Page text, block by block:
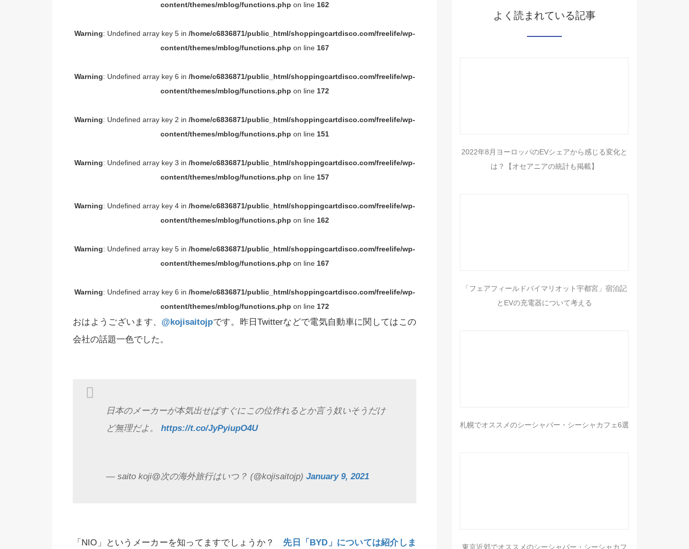
content/themes/mblog/functions.php on line 162
Warning: Undefined array key 5 in /home/c6836871/public_html/shoppingcartdisco.com/freelife/wp-
content/themes/mblog/functions.php on line 167
Warning: Undefined array key 6 in /home/c6836871/public_html/shoppingcartdisco.com/freelife/wp-
content/themes/mblog/functions.php on line 172
Warning: Undefined array key 2 in /home/c6836871/public_html/shoppingcartdisco.com/freelife/wp-
content/themes/mblog/functions.php on line 151
Warning: Undefined array key 3 in /home/c6836871/public_html/shoppingcartdisco.com/freelife/wp-
content/themes/mblog/functions.php on line 157
Warning: Undefined array key 4 in /home/c6836871/public_html/shoppingcartdisco.com/freelife/wp-
content/themes/mblog/functions.php on line 162
Warning: Undefined array key 5 in /home/c6836871/public_html/shoppingcartdisco.com/freelife/wp-
content/themes/mblog/functions.php on line 167
Warning: Undefined array key 6 in /home/c6836871/public_html/shoppingcartdisco.com/freelife/wp-
content/themes/mblog/functions.php on line 172
おはようございます、 @kojisaitojpです。昨日Twitterなどで電気自動車に関してはこの
会社の話題一色でした。
日本のメーカーが本気出せばすぐにこの位作れるとか言う奴いそうだけ
ど無理だよ。 https://t.co/JyPyiupO4U
— saito koji@次の海外旅行はいつ？ (@kojisaitojp) January 9, 2021
「NIO」というメーカーを知ってますでしょうか？ 先日「BYD」については紹介しま
よく読まれている記事
2022年8月ヨーロッパのEVシェアから感じる変化と
は？【オセアニアの統計も掲載】
「フェアフィールドバイマリオット宇都宮」宿泊記
とEVの充電器について考える
札幌でオススメのシーシャバー・シーシャカフェ6選
東京近郊でオススメのシーシャバー・シーシャカフ